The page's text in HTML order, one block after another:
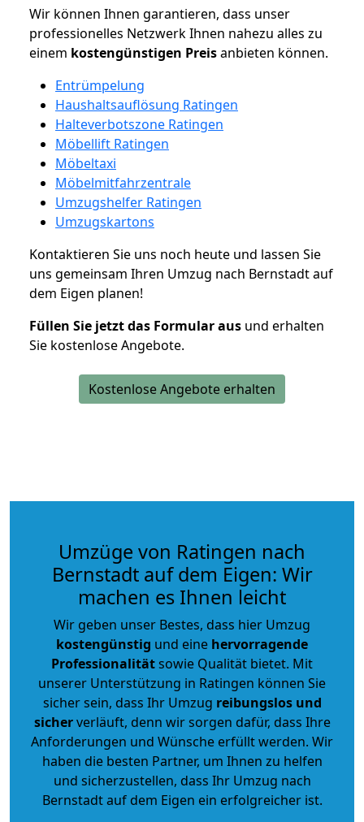
Wir können Ihnen garantieren, dass unser
professionelles Netzwerk Ihnen nahezu alles zu
einem kostengünstigen Preisanbieten können.
Entrümpelung
Haushaltsauflösung Ratingen
Halteverbotszone Ratingen
Möbellift Ratingen
Möbeltaxi
Möbelmitfahrzentrale
Umzugshelfer Ratingen
Umzugskartons
Kontaktieren Sie uns noch heute und lassen Sie
uns gemeinsam Ihren Umzug nach Bernstadt auf
dem Eigen planen!
Füllen Sie jetzt das Formular aus und erhalten
Sie kostenlose Angebote.
Kostenlose Angebote erhalten
Umzüge von Ratingen nach
Bernstadt auf dem Eigen: Wir
machen es Ihnen leicht
Wir geben unser Bestes, dass hier Umzug
kostengünstig und eine hervorragende
Professionalitätsowie Qualität bietet. Mit
unserer Unterstützung in Ratingen können Sie
sicher sein, dass Ihr Umzug reibungslos und
sicherverläuft, denn wir sorgen dafür, dass Ihre
Anforderungen und Wünsche erfüllt werden. Wir
haben die besten Partner, um Ihnen zu helfen
und sicherzustellen, dass Ihr Umzug nach
Bernstadt auf dem Eigen ein erfolgreicher ist.